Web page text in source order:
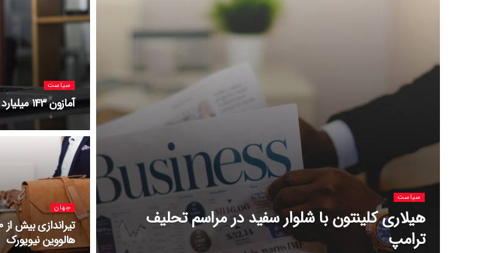
سیاست
هیلاری کلینتون با شلوار سفید در مراسم تحلیف
ترامپ
سیاست
آمازون ۱۴۳ میلیارد شخص برای ادامه دادن امتیازات بیشتر به پرایم دارد
جهان
هالووین نیویورک